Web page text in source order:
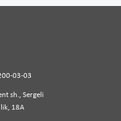
03-03
sh., Sergeli
18A